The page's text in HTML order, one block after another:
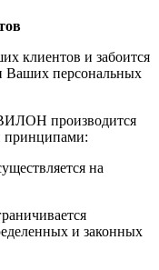
клиентов и забоится
Ваших персональных
производится
принципами:
на
и законных